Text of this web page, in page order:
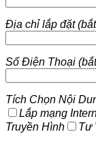
Địa chỉ lắp đặt
Số Điện Thoại
Tích Chọn Nội
Lắp mạng
Truyền Hình
Tư